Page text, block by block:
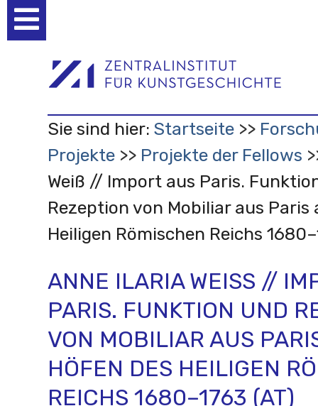
Werkzeuge
Sie sind hier: Startseite
Projekte
Projekte der Fellows
Weiß // Import aus Paris.
Rezeption von Mobiliar aus Paris
Heiligen Römischen Reichs
ANNE ILARIA WEISS //
ARIS. FUNKTION UND
ON MOBILIAR AUS PARIS
ÖFEN DES HEILIGEN
EICHS 1680–1763 (AT)